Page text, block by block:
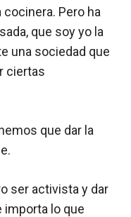
cocinera. Pero ha
que soy yo la
una sociedad que
ciertas
que dar la
ser activista y dar
importa lo que